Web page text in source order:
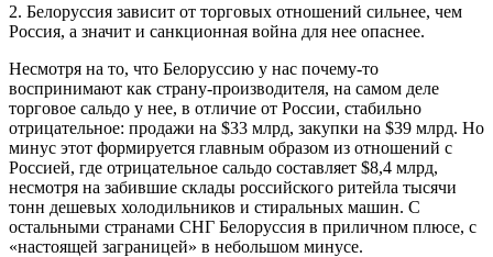
2. Белоруссия зависит от торговых отношений сильнее, чем
Россия, а значит и санкционная война для нее опаснее.
Несмотря на то, что Белоруссию у нас почему-то
воспринимают как страну-производителя, на самом деле
торговое сальдо у нее, в отличие от России, стабильно
отрицательное: продажи на $33 млрд, закупки на $39 млрд. Но
минус этот формируется главным образом из отношений с
Россией, где отрицательное сальдо составляет $8,4 млрд,
несмотря на забившие склады российского ритейла тысячи
тонн дешевых холодильников и стиральных машин. С
остальными странами СНГ Белоруссия в приличном плюсе, с
«настоящей заграницей» в небольшом минусе.